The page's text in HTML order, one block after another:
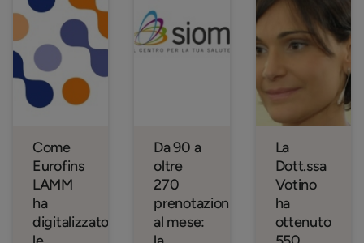
Come
Eurofins
LAMM
ha
digitalizzato
Da 90 a
oltre
270
prenotazioni
al mese:
La
Dott.ssa
Votino
ha
ottenuto